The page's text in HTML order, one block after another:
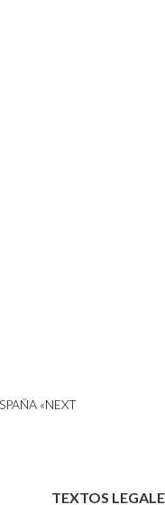
«NEXT
TEXTOS